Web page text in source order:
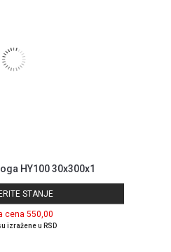
HY100 30x300x1
STANJE
cena 550,00
izražene u RSD